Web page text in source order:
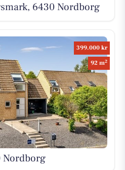
6430 Nordborg
399.000 kr
92 m2
Nordborg